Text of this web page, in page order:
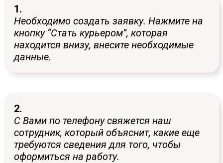
1.
Необходимо создать заявку. Нажмите на
кнопку “Стать курьером”, которая
находится внизу, внесите необходимые
данные.
2.
С Вами по телефону свяжется наш
сотрудник, который объяснит, какие еще
требуются сведения для того, чтобы
оформиться на работу.